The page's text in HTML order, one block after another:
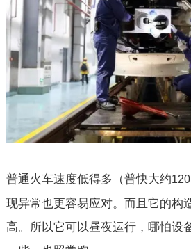
普通火车速度低得多（普快大约
现异常也更容易应对。而且它的构
高。所以它可以昼夜运行，哪怕设